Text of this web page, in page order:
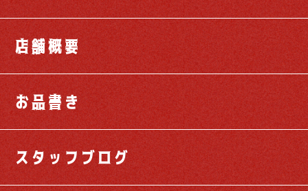
店舗概要
お品書き
スタッフブログ